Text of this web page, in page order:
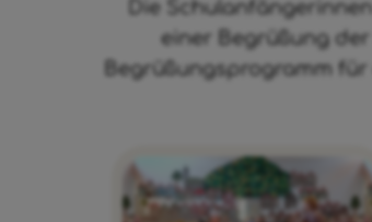
Die
einer Begrüßung
Begrüßungsprogramm